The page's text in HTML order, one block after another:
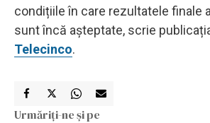
condițiile în care rezultatele finale
sunt încă așteptate, scrie
Telecinco.
Urmăriți-ne și pe